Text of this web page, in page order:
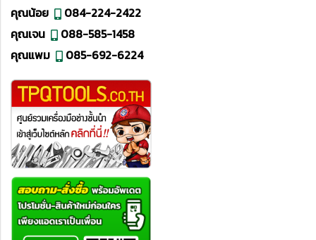
คุณน้อย
084-224-2422
คุณเจน
088-585-1458
คุณแพม
085-692-6224